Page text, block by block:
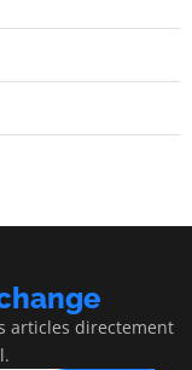
articles directement